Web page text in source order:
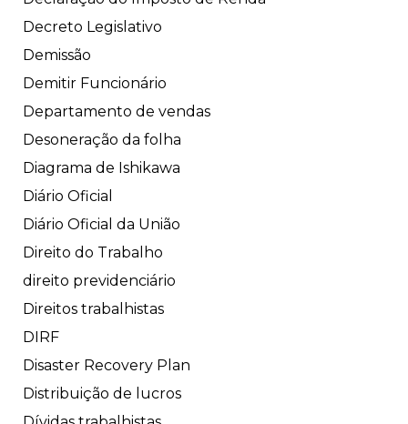
Decreto Legislativo
Demissão
Demitir Funcionário
Departamento de vendas
Desoneração da folha
Diagrama de Ishikawa
Diário Oficial
Diário Oficial da União
Direito do Trabalho
direito previdenciário
Direitos trabalhistas
DIRF
Disaster Recovery Plan
Distribuição de lucros